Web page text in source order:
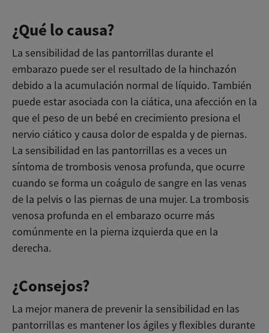
¿Qué lo causa?
La sensibilidad de las pantorrillas durante el
embarazo puede ser el resultado de la hinchazón
debido a la acumulación normal de líquido. También
puede estar asociada con la ciática, una afección en la
que el peso de un bebé en crecimiento presiona el
nervio ciático y causa dolor de espalda y de piernas.
La sensibilidad en las pantorrillas es a veces un
síntoma de trombosis venosa profunda, que ocurre
cuando se forma un coágulo de sangre en las venas
de la pelvis o las piernas de una mujer. La trombosis
venosa profunda en el embarazo ocurre más
comúnmente en la pierna izquierda que en la
derecha.
¿Consejos?
La mejor manera de prevenir la sensibilidad en las
pantorrillas es mantener los ágiles y flexibles durante